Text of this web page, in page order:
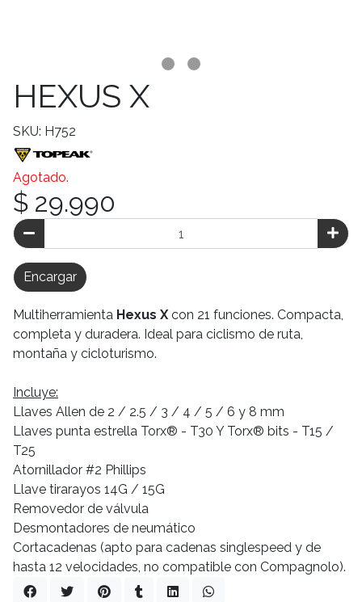
HEXUS X
SKU: H752
Agotado.
$ 29.990
Encargar
Multiherramienta Hexus Xcon 21 funciones. Compacta,
completa y duradera. Ideal para ciclismo de ruta,
montaña y cicloturismo.
Incluye:
Llaves Allen de 2 / 2.5 / 3 / 4 / 5 / 6 y 8 mm
Llaves punta estrella Torx® - T30 Y Torx® bits - T15 /
T25
Atornillador #2 Phillips
Llave tirarayos 14G / 15G
Removedor de válvula
Desmontadores de neumático
Cortacadenas (apto para cadenas singlespeed y de
hasta 12 velocidades, no compatible con Compagnolo).